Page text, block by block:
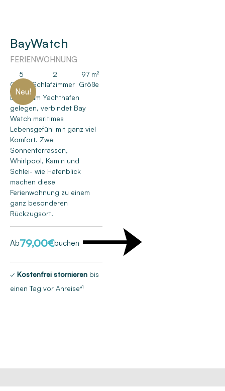
Neu!
BayWatch
FERIENWOHNUNG
5
Gäste
2
Schlafzimmer
97 m²
Größe
Direkt am Yachthafen
gelegen, verbindet Bay
Watch maritimes
Lebensgefühl mit ganz viel
Komfort. Zwei
Sonnenterrassen,
Whirlpool, Kamin und
Schlei- wie Hafenblick
machen diese
Ferienwohnung zu einem
ganz besonderen
Rückzugsort.
Ab79,00€buchen
✓ Kostenfrei stornieren bis
einen Tag vor Anreise*¹